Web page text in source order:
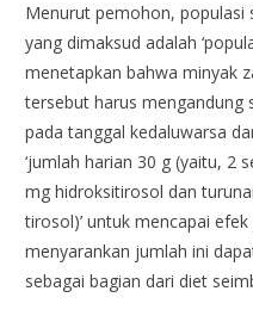
Menurut pemohon, populasi
yang dimaksud adalah
menetapkan bahwa minyak
tersebut harus mengandung
pada tanggal kedaluwarsa
‘jumlah harian 30 g (yaitu, 2
mg hidroksitirosol dan
tirosol)’ untuk mencapai
menyarankan jumlah ini
sebagai bagian dari diet